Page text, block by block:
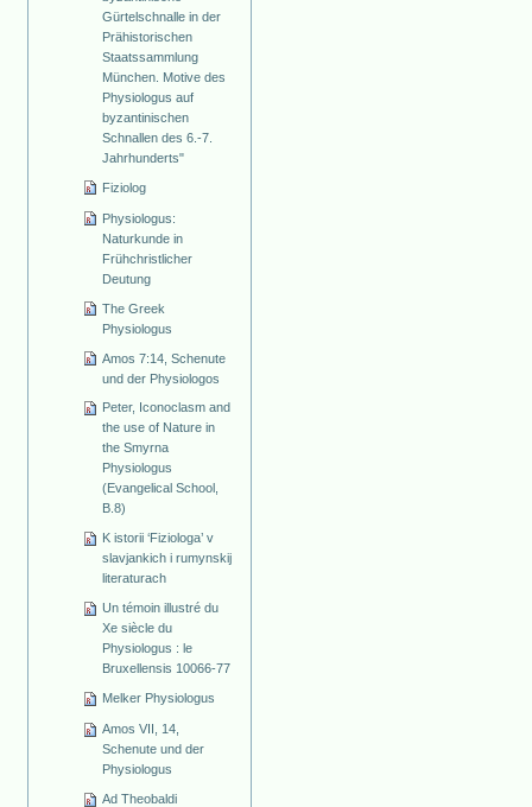
Gürtelschnalle in der
Prähistorischen
Staatssammlung
München. Motive des
Physiologus auf
byzantinischen
Schnallen des 6.-7.
Jahrhunderts"
Fiziolog
Physiologus:
Naturkunde in
Frühchristlicher
Deutung
The Greek
Physiologus
Amos 7:14, Schenute
und der Physiologos
Peter, Iconoclasm and
the use of Nature in
the Smyrna
Physiologus
(Evangelical School,
B.8)
K istorii ‘Fiziologa’ v
slavjankich i rumynskij
literaturach
Un témoin illustré du
Xe siècle du
Physiologus : le
Bruxellensis 10066-77
Melker Physiologus
Amos VII, 14,
Schenute und der
Physiologus
Ad Theobaldi